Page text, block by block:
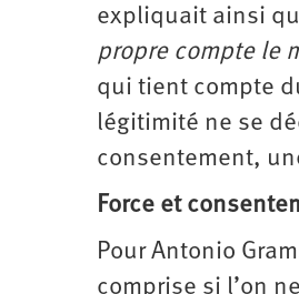
expliquait ainsi
propre compte le
qui tient compte
légitimité ne se
consentement,
Force et
Pour Antonio
comprise si l’on